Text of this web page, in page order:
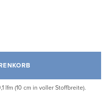
lfm (10 cm in voller Stoffbreite).